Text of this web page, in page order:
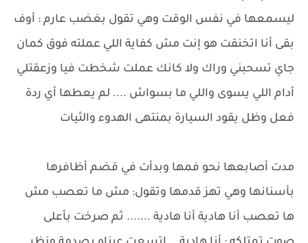
ليسمعها في نفس الوقت وهي تقول بغضب عارم : أوف
بقى أنا اتخنقت هو إنت مش كفاية اللي عملته فوق كمان
جاي تسحبني وراك ولا كانك عملت شخطت فيا وزعقتلي
أدام اللي يسوى واللي ما بسواش .... لم يعطها أي ردة
فعل وظل يقود السيارة بمنتهى الهدوء والثيات
مدت أصابعها نحو فمها وبدأت في قضم أظافرها
بأسنانها وهي تهز قدمها وتقول: مش ما تعصب مش
ها تعصب أنا هادية أنا هادية ....... ثم صرخت بأعلى